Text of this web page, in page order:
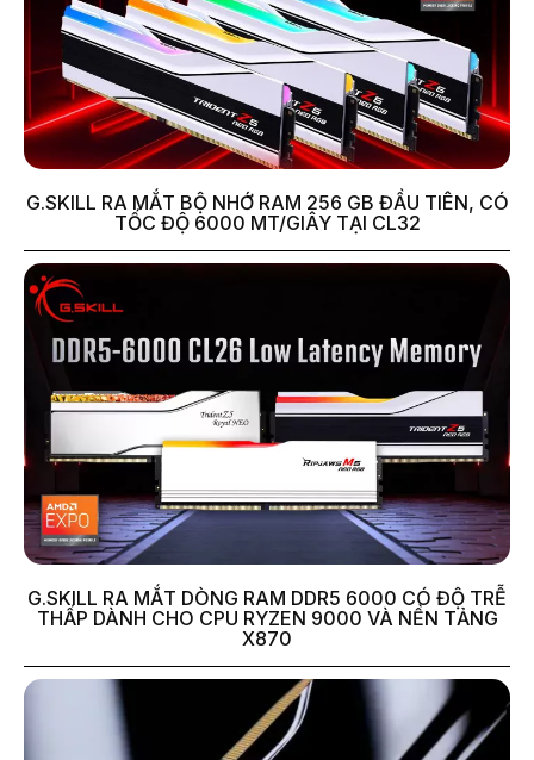
G.SKILL RA MẮT BỘ NHỚ RAM 256 GB ĐẦU TIÊN, CÓ
TỐC ĐỘ 6000 MT/GIÂY TẠI CL32
G.SKILL RA MẮT DÒNG RAM DDR5 6000 CÓ ĐỘ TRỄ
THẤP DÀNH CHO CPU RYZEN 9000 VÀ NỀN TẢNG
X870